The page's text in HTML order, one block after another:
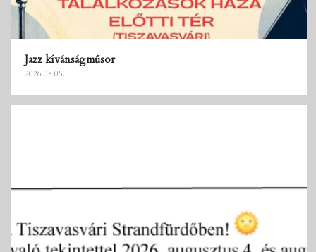
Jazz kívánságműsor
2026.08.05.